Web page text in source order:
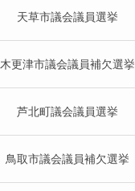
天草市議会議員選挙
木更津市議会議員補欠選挙
芦北町議会議員選挙
鳥取市議会議員補欠選挙